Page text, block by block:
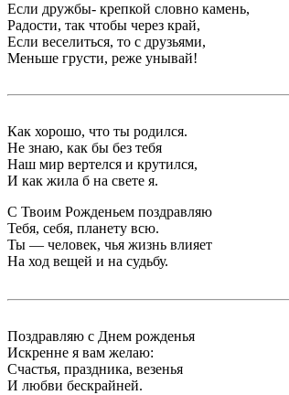
Если дружбы- крепкой словно камень,
Радости, так чтобы через край,
Если веселиться, то с друзьями,
Меньше грусти, реже унывай!
Как хорошо, что ты родился.
Не знаю, как бы без тебя
Наш мир вертелся и крутился,
И как жила б на свете я.
С Твоим Рожденьем поздравляю
Тебя, себя, планету всю.
Ты — человек, чья жизнь влияет
На ход вещей и на судьбу.
Поздравляю с Днем рожденья
Искренне я вам желаю:
Счастья, праздника, везенья
И любви бескрайней.